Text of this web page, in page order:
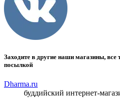
Заходите в другие наши магазины,
посылкой
Dharma.ru
буддийский интернет-